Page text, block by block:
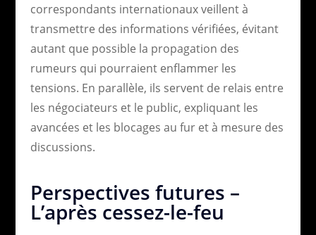
correspondants internationaux veillent à
transmettre des informations vérifiées, évitant
autant que possible la propagation des
rumeurs qui pourraient enflammer les
tensions. En parallèle, ils servent de relais entre
les négociateurs et le public, expliquant les
avancées et les blocages au fur et à mesure des
discussions.
Perspectives futures –
L’après cessez-le-feu